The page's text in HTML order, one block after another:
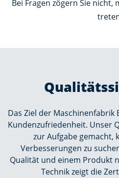
Bei Fragen zögern Sie nicht,
Das Ziel der
Kundenzufriedenheit. Unser
zur Aufgabe gemacht,
Verbesserungen zu
Qualität und einem Produkt
Technik zeigt die